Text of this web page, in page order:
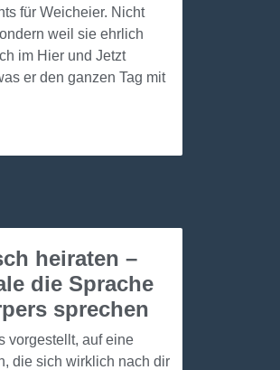
für Weicheier. Nicht
weil sie ehrlich
im Hier und Jetzt
er den ganzen Tag mit
heiraten –
die Sprache
sprechen
vorgestellt, auf eine
die sich wirklich nach dir